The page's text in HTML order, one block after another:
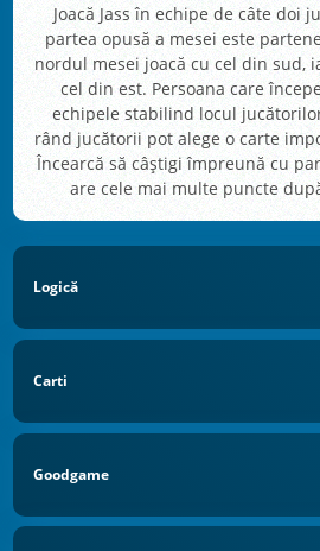
Joacă Jass în echipe de câte doi
partea opusă a mesei este
nordul mesei joacă cu cel din sud,
cel din est. Persoana care
echipele stabilind locul
rând jucătorii pot alege o carte
Încearcă să câștigi împreună cu
are cele mai multe puncte
Logică
Carti
Goodgame